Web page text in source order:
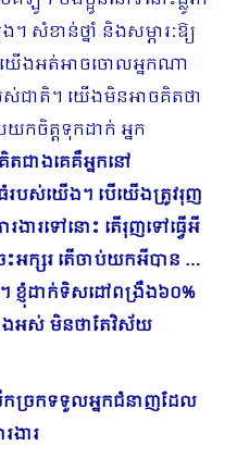
សំខាន់ថ្នាំ និងសម្ភារៈឱ្យ
យើងអត់អាចចោលអ្នកណា
បស់ជាតិ។ យើងមិនអាចគិតថា
យកចិត្តទុកដាក់ អ្នក
តជាងគេគឺអ្នកនៅ
របស់យើង។ បើយើងត្រូវរុញ
ងារទៅនោះ តើរុញទៅធ្វើអី
ក្សរ តើចាប់យកអីបាន …
ខ្ញុំដាក់ទិសដៅពង្រឹង៦០%
ាំងអស់ មិនថាតែវិស័យ
កច្រកទទួលអ្នកជំនាញដែល
ងារ